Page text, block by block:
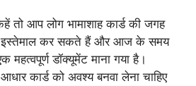
तो आप लोग भामाशाह कार्ड की जगह
इस्तेमाल कर सकते हैं और आज के समय
महत्वपूर्ण डॉक्यूमेंट माना गया है।
कार्ड को अवश्य बनवा लेना चाहिए